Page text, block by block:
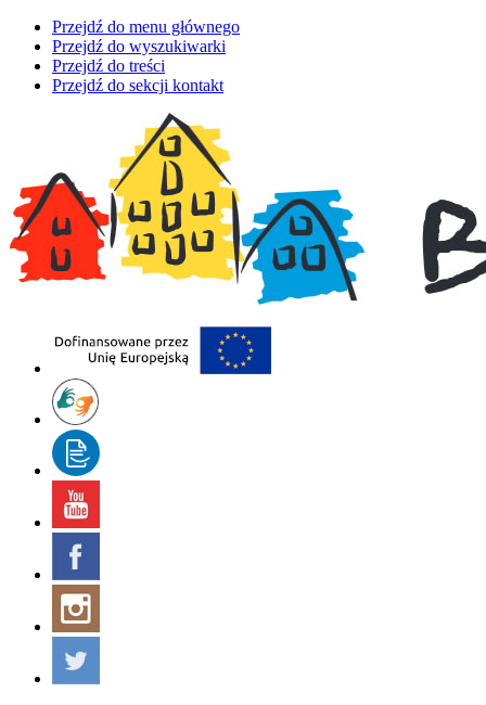
Przejdź do menu głównego
Przejdź do wyszukiwarki
Przejdź do treści
Przejdź do sekcji kontakt